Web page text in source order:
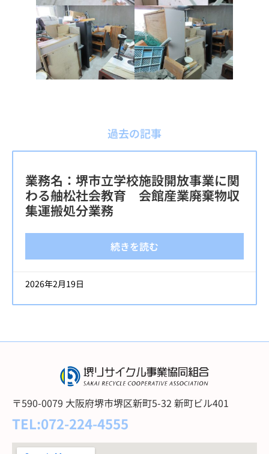
過去の記事
業務名：堺市立学校施設開放事業に関
わる舳松社会教育 会館産業廃棄物収
集運搬処分業務
続きを読む
2026年2月19日
〒590-0079 大阪府堺市堺区新町5-32 新町ビル401
TEL:072-224-4555